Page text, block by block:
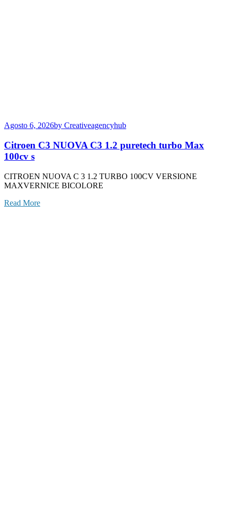
Agosto 6, 2026by Creativeagencyhub
Citroen C3 NUOVA C3 1.2 puretech turbo Max
100cv s
CITROEN NUOVA C 3 1.2 TURBO 100CV VERSIONE
MAXVERNICE BICOLORE
Read More